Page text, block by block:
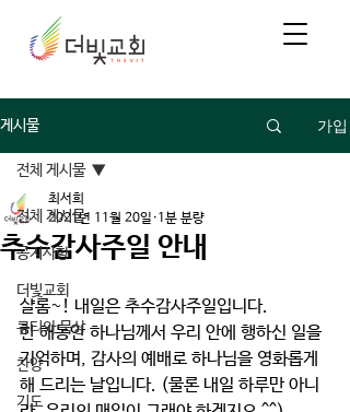
게시물 가입
전체 게시물
공지사항
더빛교회
큐티와 묵상
찬양
기도
전체 게시물
추수감사주일 안내
최서희
2021년 11월 20일 1분 분량
샬롬~! 내일은 추수감사주일입니다.
한 해동안 하나님께서 우리 안에 행하신 일을
기억하며, 감사의 예배로 하나님을 영화롭게
해 드리는 날입니다. (물론 내일 하루만 아니